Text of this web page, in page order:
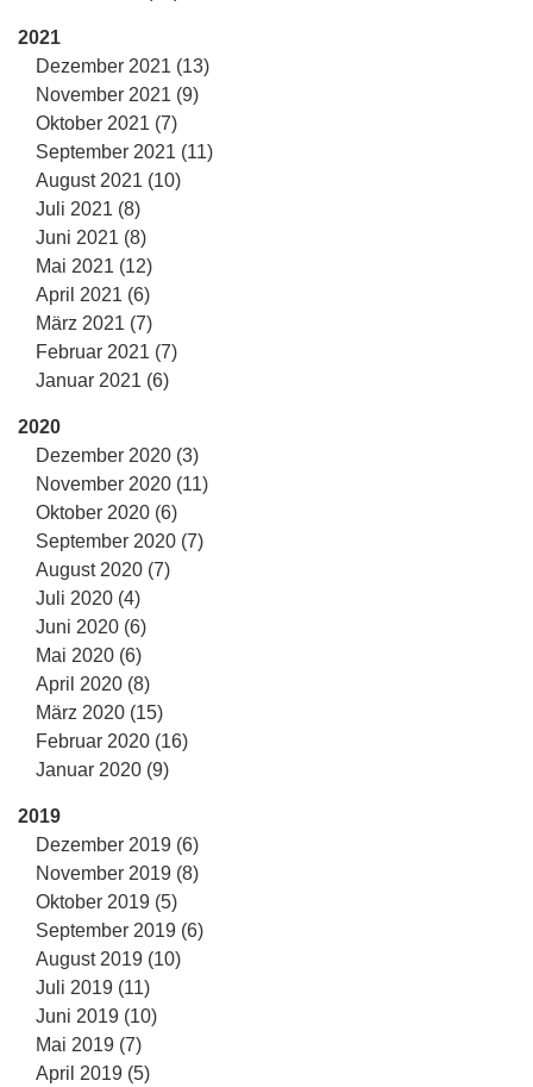
2021
Dezember 2021 (13)
November 2021 (9)
Oktober 2021 (7)
September 2021 (11)
August 2021 (10)
Juli 2021 (8)
Juni 2021 (8)
Mai 2021 (12)
April 2021 (6)
März 2021 (7)
Februar 2021 (7)
Januar 2021 (6)
2020
Dezember 2020 (3)
November 2020 (11)
Oktober 2020 (6)
September 2020 (7)
August 2020 (7)
Juli 2020 (4)
Juni 2020 (6)
Mai 2020 (6)
April 2020 (8)
März 2020 (15)
Februar 2020 (16)
Januar 2020 (9)
2019
Dezember 2019 (6)
November 2019 (8)
Oktober 2019 (5)
September 2019 (6)
August 2019 (10)
Juli 2019 (11)
Juni 2019 (10)
Mai 2019 (7)
April 2019 (5)